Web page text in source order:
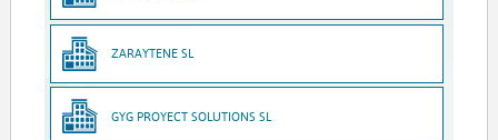
ZARAYTENE SL
GYG PROYECT SOLUTIONS SL